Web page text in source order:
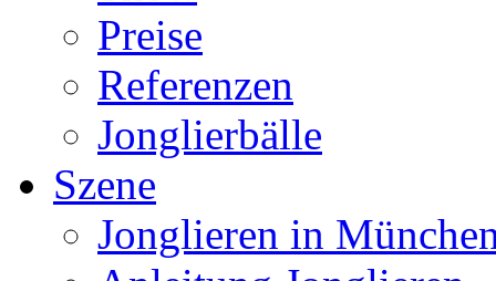
Preise
Referenzen
Jonglierbälle
Szene
Jonglieren in